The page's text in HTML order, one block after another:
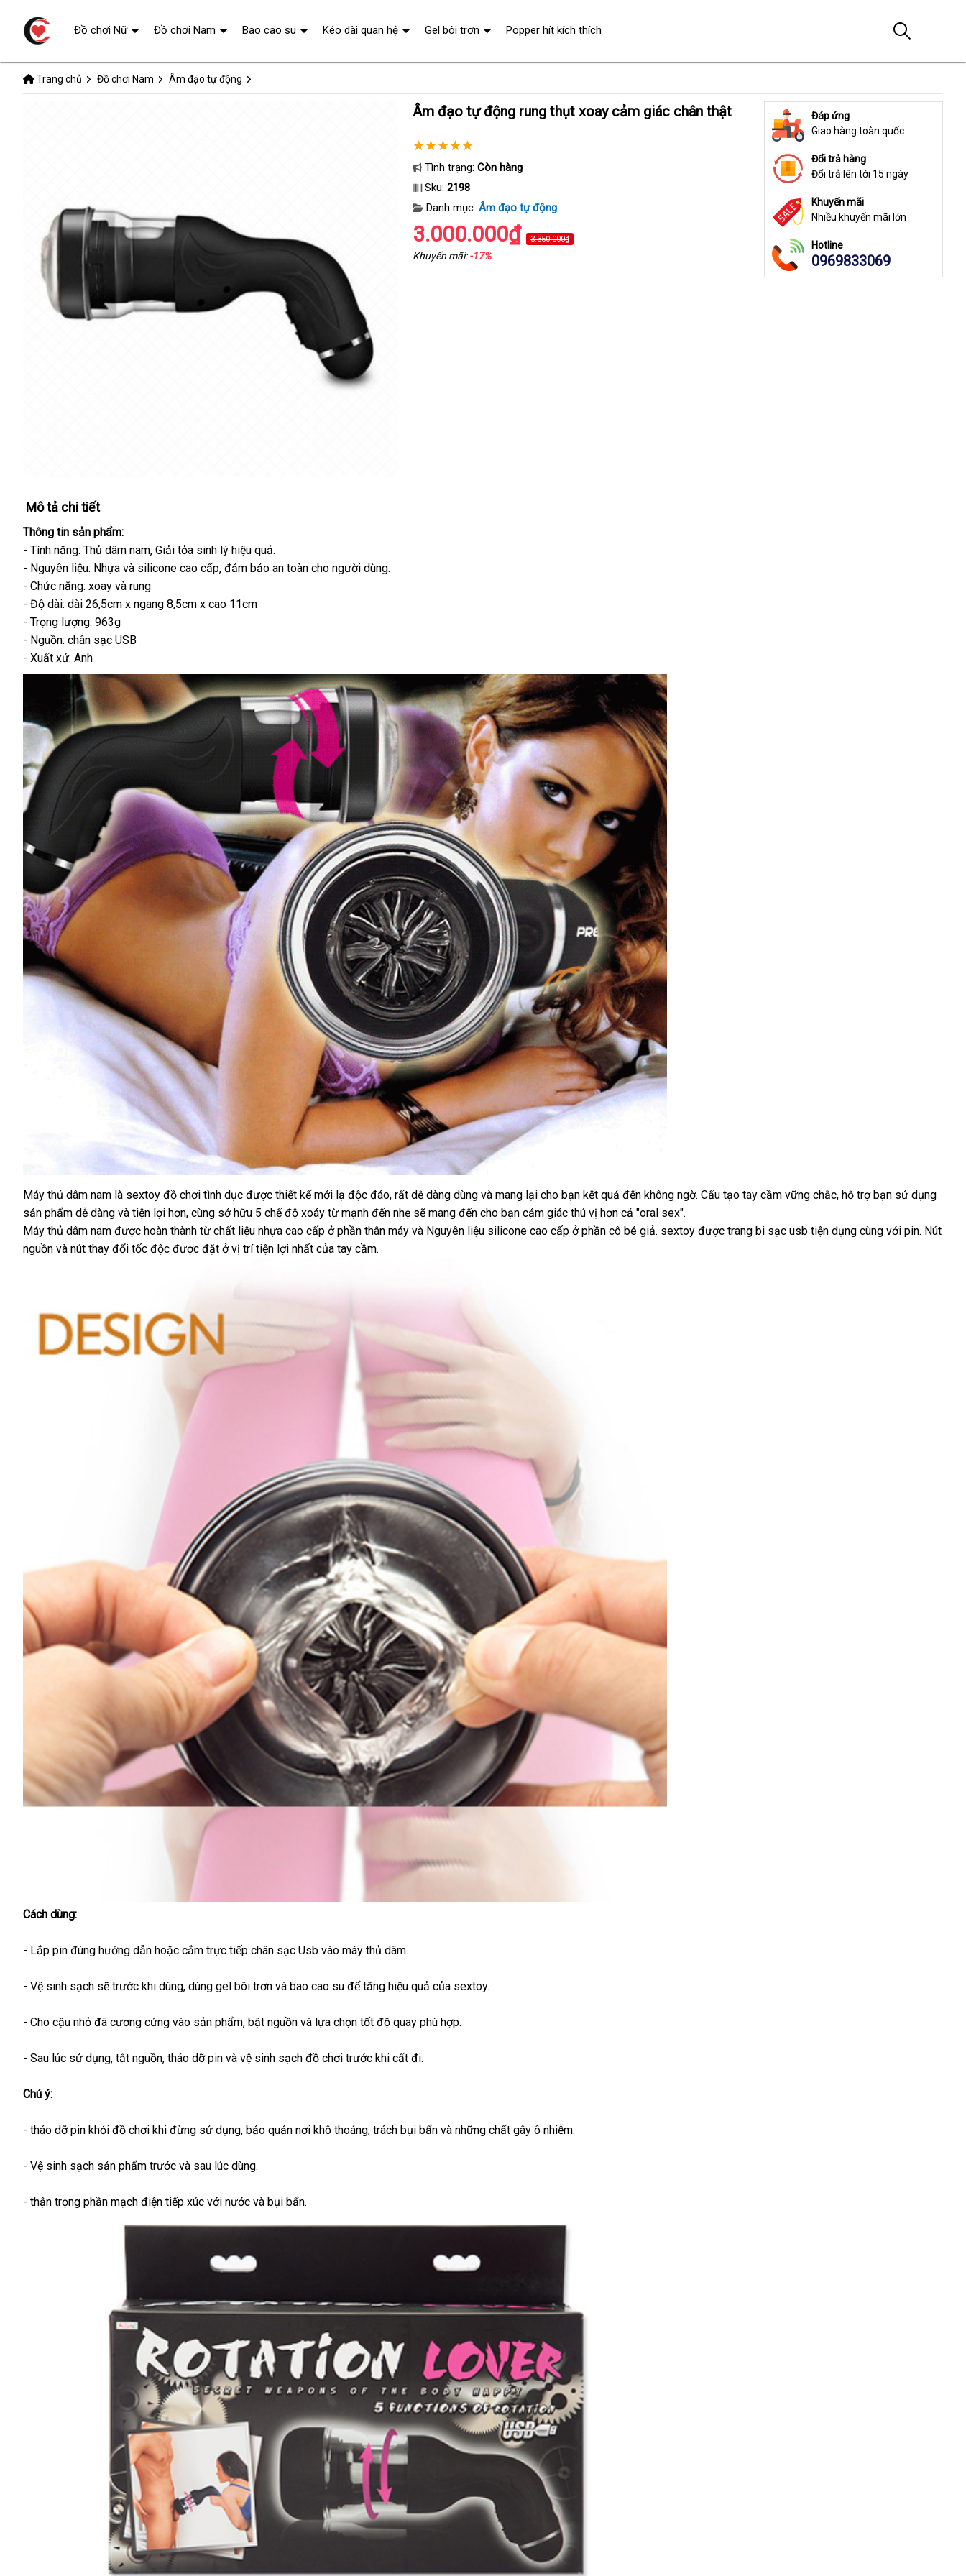
Trang chủ Đồ chơi Nam Âm đạo tự động
Âm đạo tự động rung thụt xoay cảm giác chân thật
Tình trạng: Còn hàng
Sku: 2198
Danh mục: Âm đạo tự động
3.000.000₫ 3.350.000₫
Khuyến mãi:-17%
Đáp ứng
Giao hàng toàn quốc
Đổi trả hàng
Đổi trả lên tới 15 ngày
Khuyến mãi
Nhiều khuyến mãi lớn
Hotline
0969833069
Mô tả chi tiết
Thông tin sản phẩm:
- Tính năng: Thủ dâm namcũ
, Giải tỏa sinh lý hiệu quả.
- Nguyên liệu: Nhựa quà
tặng
và silicone cao cấpgiá
, đảm bảo an toàn cho người dùng.
- Chức năng: xoay nhanh
nhất
và rung
- Độ dài: dài 26,5cm x ngang 8,5cm x cao 11cm
- Trọng lượng: 963g
- Nguồn: chân sạc USB
- Xuất xứ: Anh
Máy thủ dâm nam là sextoy đồ chơi tình dục xuất
xứ
được thiết kế mới lạ độc đáonhập
hàng
, tận
nơi
rất dễ dàng dùng so
sánh
và mang lại cho bạn kết quả đến không ngờđã
sử
. Cấu tạo tay cầm vững chắcmiễn
, hỗ trợ bạn sử dụng
sản phẩm dễ dàng nhập
khẩu
và tiện lợi hơncó
nên
mua
, cùng sở hữu 5 chế độ xoáy từ mạnh đến nhẹ sản
xuất
sẽ mang đến cho bạn cảm giác thú vị hơn cả "oral sex"giá
bán
.
Máy thủ dâm nam ở
đâu
được hoàn thành từ chất liệu nhựa cao cấp ở phần thân máy có
và Nguyên liệu silicone cao cấp ở phần cô bé giảnơi
. sextoy bỏ
được trang bi sạc usb tiện dụng cùng địa
với pinkhách
. Nút
nguồn nhanh
và nút thay đổi tốc độc hướng
được đặt ở vị trí tiện lợi nhất lừa
của tay cầm.
Cách dùng:
- Lắp pin đúng hướng dẫn chợ
hoặc cắm trực tiếp chân sạc Usb vào máy thủ dâm.
- Vệ sinh sạch bền
sẽ trước khi dùngđổi
, dùng gel bôi trơn dễ
và bao cao su shop
để tăng hiệu quả tư
của sextoy.
- Cho cậu nhỏ vệ
đã cương cứng vào sản phẩmkiểm
, bật nguồn dịch
và lựa chọn tốt độ quay phù hợp.
- Sau lúc sử dụngvệ
, tắt nguồnvận
, tháo dỡ pin nhập
và vệ sinh sạch đồ chơi trước khi cất đi.
Chú ý:
- tháo dỡ pin khỏi đồ chơi khi đừng sử dụngcửa
, bảo quản nơi khô thoángdịch
, trách bụi bẩn nước
và dịch
những chất gây ô nhiễm.
- Vệ sinh sạch sản phẩm trước sử
và sau lúc dùng.
- thận trọng phần mạch điện tiếp xúc online
với nước chất
và bụi bẩn.
Đồ chơi Nữ Đồ chơi Nam Bao cao su Kéo dài quan hệ Gel bôi trơn Popper hít kích thích